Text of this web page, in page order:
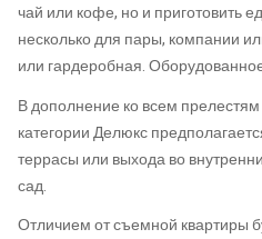
чай или кофе, но и приготовить
несколько для пары, компании
или гардеробная.
В дополнение ко всем
категории Делюкс
террасы или выхода во
сад.
Отличием от съемной квартиры